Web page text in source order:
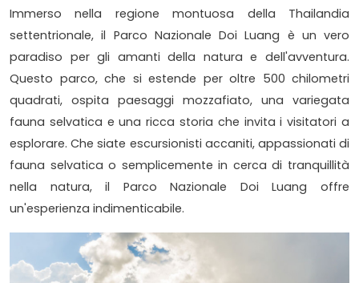
Immerso nella regione montuosa della Thailandia
settentrionale, il Parco Nazionale Doi Luang è un vero
paradiso per gli amanti della natura e dell'avventura.
Questo parco, che si estende per oltre 500 chilometri
quadrati, ospita paesaggi mozzafiato, una variegata
fauna selvatica e una ricca storia che invita i visitatori a
esplorare. Che siate escursionisti accaniti, appassionati di
fauna selvatica o semplicemente in cerca di tranquillità
nella natura, il Parco Nazionale Doi Luang offre
un'esperienza indimenticabile.